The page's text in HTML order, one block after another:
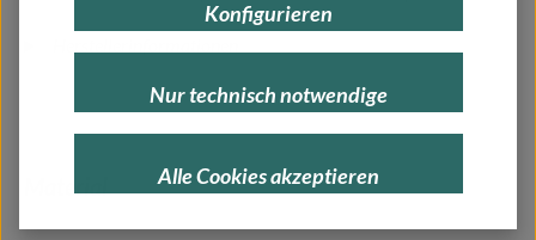
Material Alle Cookies akzeptieren
Konfigurieren
Nur technisch notwendige